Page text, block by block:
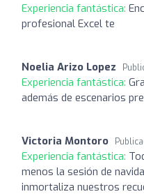
Experiencia fantástica:
profesional Excel te
Noelia Arizo Lopez
Experiencia fantástica:
además de escenarios
Victoria Montoro
Experiencia fantástica:
menos la sesión de
inmortaliza nuestros